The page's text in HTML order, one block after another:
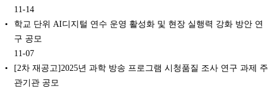
11-14
학교 단위 AI디지털 연수 운영 활성화 및 현장 실행력 강화 방안 연
구 공모
11-07
[2차 재공고]2025년 과학 방송 프로그램 시청품질 조사 연구 과제 주
관기관 공모